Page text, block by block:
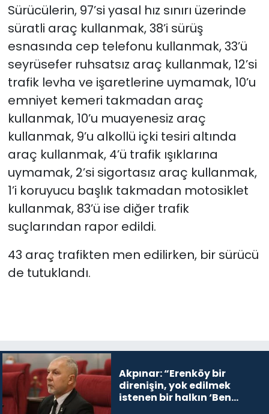
Sürücülerin, 97’si yasal hız sınırı üzerinde
süratli araç kullanmak, 38’i sürüş
esnasında cep telefonu kullanmak,33’ü
seyrüsefer ruhsatsız araç kullanmak, 12’si
trafik levha ve işaretlerine uymamak, 10’u
emniyet kemeri takmadan araç
kullanmak, 10’u muayenesiz araç
kullanmak, 9’u alkollü içki tesiri altında
araç kullanmak, 4’ü trafik ışıklarına
uymamak, 2’si sigortasız araç kullanmak,
1’i koruyucu başlık takmadan motosiklet
kullanmak, 83’ü ise diğer trafik
suçlarından rapor edildi.
43 araç trafikten men edilirken, bir sürücü
de tutuklandı.
Akpınar: “Erenköy bir
direnişin, yok edilmek
istenen bir halkın ‘Ben